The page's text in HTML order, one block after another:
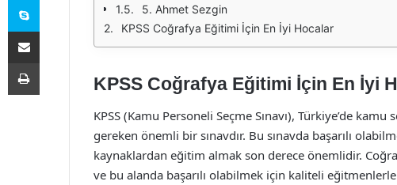
5. Ahmet Sezgin
KPSS Coğrafya Eğitimi İçin En İyi Hocalar
KPSS Coğrafya Eğitimi İçin En İyi
KPSS (Kamu Personeli Seçme Sınavı), Türkiye’de
gereken önemli bir sınavdır. Bu sınavda başarılı
kaynaklardan eğitim almak son derece önemlidir.
ve bu alanda başarılı olabilmek için kaliteli
E-Posta ile paylaş